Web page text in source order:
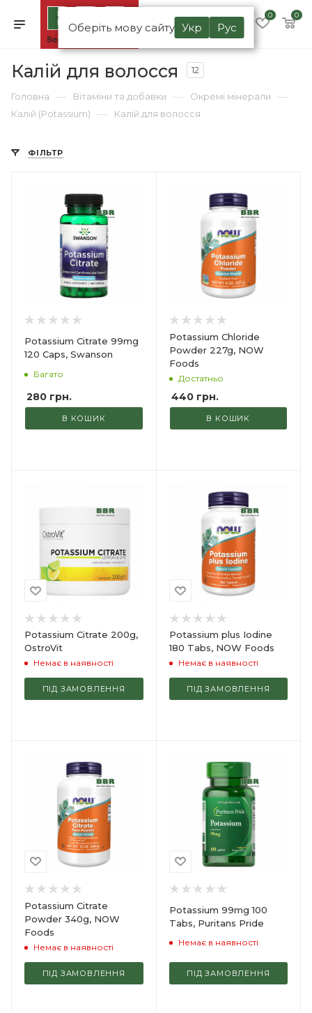
Оберіть мову сайту Укр Рус
0 0
Калій для волосся 12
Головна — Вітаміни та добавки — Окремі мінерали —
Калій (Potassium) — Калій для волосся
ФІЛЬТР
Potassium Citrate 99mg
120 Caps, Swanson
Багато
280 грн.
В КОШИК
Potassium Chloride
Powder 227g, NOW
Foods
Достатньо
440грн.
В КОШИК
Potassium Citrate 200g,
OstroVit
Немає в наявності
ПІД ЗАМОВЛЕННЯ
Potassium plus Iodine
180 Tabs, NOW Foods
Немає в наявності
ПІД ЗАМОВЛЕННЯ
Potassium Citrate
Powder 340g, NOW
Foods
Немає в наявності
ПІД ЗАМОВЛЕННЯ
Potassium 99mg 100
Tabs, Puritans Pride
Немає в наявності
ПІД ЗАМОВЛЕННЯ